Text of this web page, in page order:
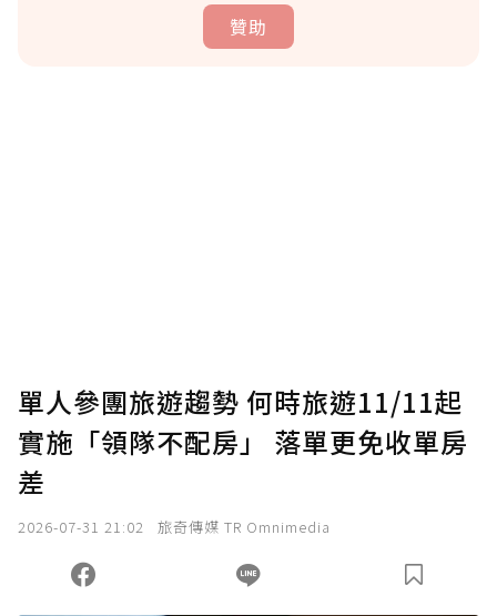
贊助
確認送出
您當前剩餘 U 利點數：0點；前往 購買點數
單人參團旅遊趨勢 何時旅遊11/11起
實施「領隊不配房」 落單更免收單房
差
2026-07-31 21:02 旅奇傳媒 TR Omnimedia